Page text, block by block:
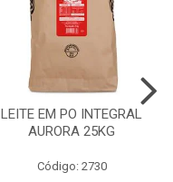
LEITE EM PO INTEGRAL
AURORA 25KG
Código: 2730